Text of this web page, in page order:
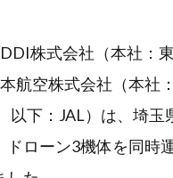
株式会社（本社：
航空株式会社（本社
以下：JAL）は、埼
ドローン3機体を同時